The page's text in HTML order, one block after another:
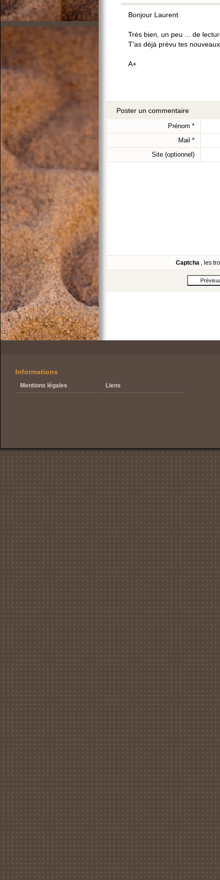
Bonjour Laurent
Très bien, un peu ... de
T'as déjà prévu tes
A+
Poster un commentaire
Prénom *
Mail *
Site (optionnel)
Captcha , les
Informations
Mentions légales Liens